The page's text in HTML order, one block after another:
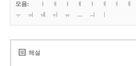
모음:
ㅏ ㅐ ㅑ ㅒ ㅓ ㅔ ㅕ ㅖ
ㅜ
ㅝ ㅞ ㅟ ㅠ ㅡ ㅢ
해설